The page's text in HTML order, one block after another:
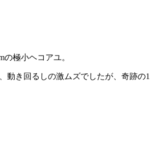
の極小ヘコアユ。
動き回るしの激ムズでしたが、奇跡の1